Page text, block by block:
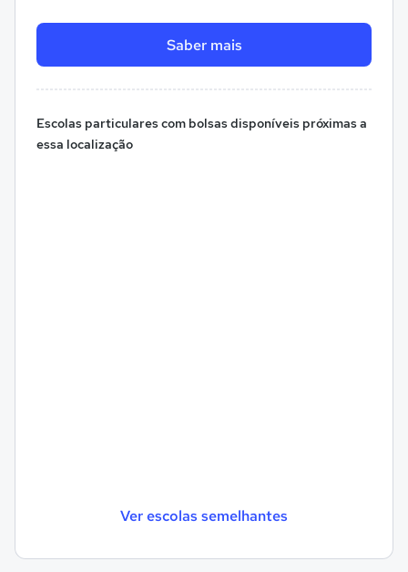
Saber mais
Escolas particulares com bolsas disponíveis próximas a
essa localização
Ver escolas semelhantes